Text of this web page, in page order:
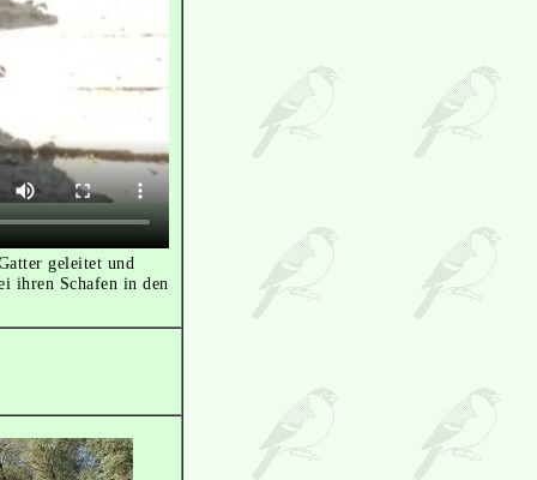
geleitet und
ihren Schafen in den